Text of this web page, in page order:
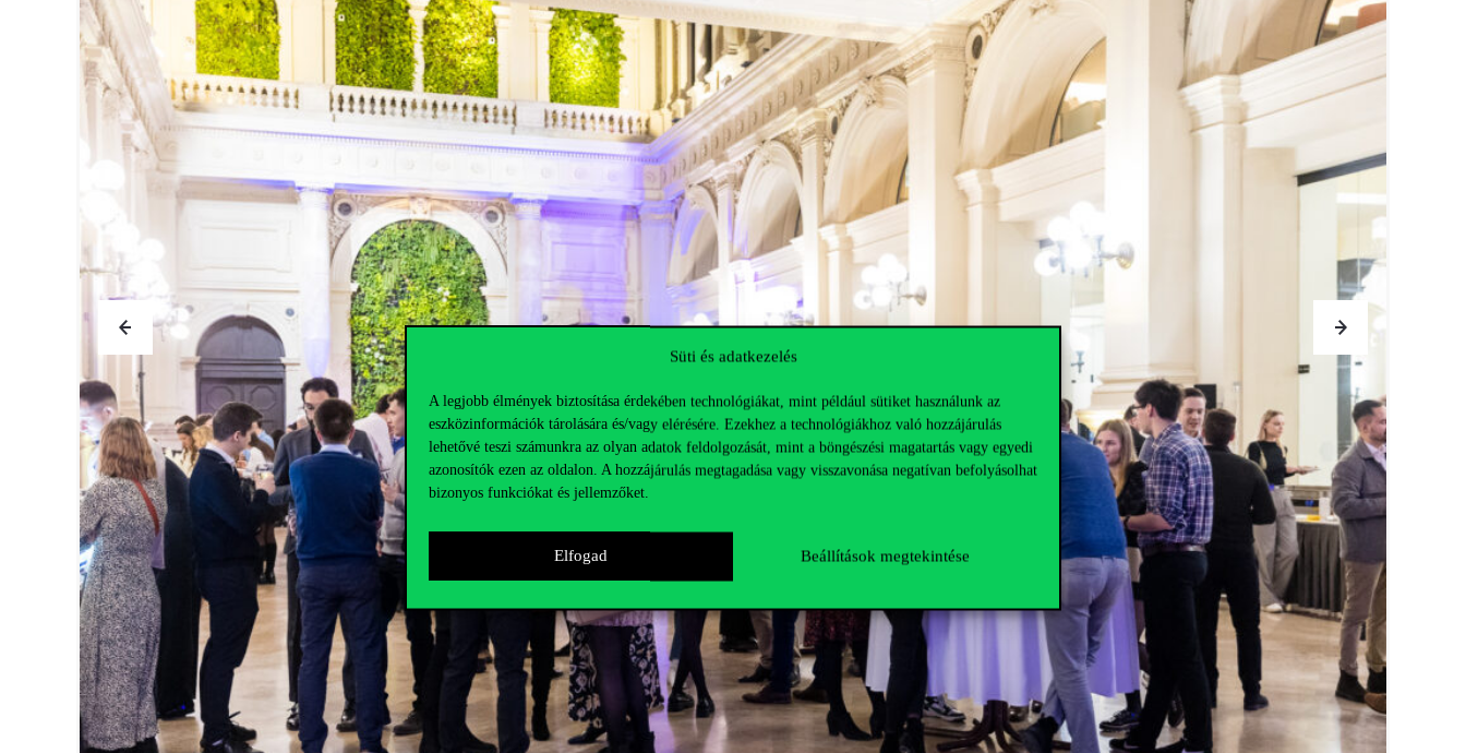
Süti és adatkezelés
A legjobb élmények biztosítása érdekében technológiákat, mint például sütiket használunk az
eszközinformációk tárolására és/vagy elérésére. Ezekhez a technológiákhoz való hozzájárulás
lehetővé teszi számunkra az olyan adatok feldolgozását, mint a böngészési magatartás vagy egyedi
azonosítók ezen az oldalon. A hozzájárulás megtagadása vagy visszavonása negatívan befolyásolhat
bizonyos funkciókat és jellemzőket.
Elfogad Beállítások megtekintése